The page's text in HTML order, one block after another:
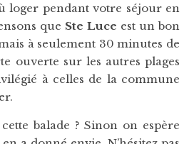
loger pendant votre séjour en
que Ste Luce est un bon
à seulement 30 minutes de
ouverte sur les autres plages
à celles de la commune
balade ? Sinon on espère